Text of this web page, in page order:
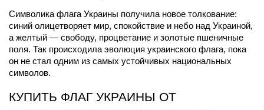
Символика флага Украины получила новое толкование:
синий олицетворяет мир, спокойствие и небо над Украиной,
а желтый — свободу, процветание и золотые пшеничные
поля. Так происходила эволюция украинского флага, пока
он не стал одним из самых устойчивых национальных
символов.
КУПИТЬ ФЛАГ УКРАИНЫ ОТ